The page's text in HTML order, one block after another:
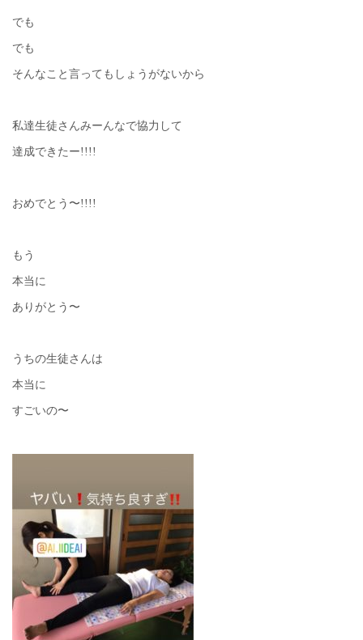
でも
でも
そんなこと言ってもしょうがないから
私達生徒さんみーんなで協力して
達成できたー!!!!
おめでとう〜!!!!
もう
本当に
ありがとう〜
うちの生徒さんは
本当に
すごいの〜